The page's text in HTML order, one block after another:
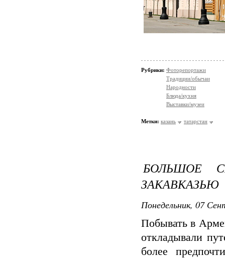
Рубрики: Фоторепортажи
Традиции/обычаи
Народности
Блюда/кухня
Выставки/музеи
Метки: казань татарстан
БОЛЬШОЕ
ЗАКАВКАЗЬЮ
Понедельник, 07
Побывать в
откладывали
более